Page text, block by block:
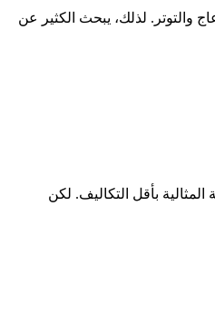
لذلك، يبحث الكثير عن
بأقل التكاليف. لكن